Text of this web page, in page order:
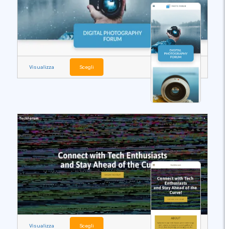
Visualizza Scegli
Visualizza Scegli